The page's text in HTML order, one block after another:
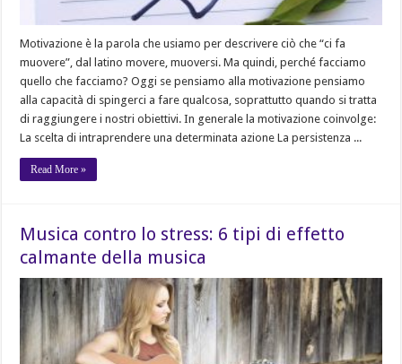
Motivazione è la parola che usiamo per descrivere ciò che “ci fa
muovere”, dal latino movere, muoversi. Ma quindi, perché facciamo
quello che facciamo? Oggi se pensiamo alla motivazione pensiamo
alla capacità di spingerci a fare qualcosa, soprattutto quando si tratta
di raggiungere i nostri obiettivi. In generale la motivazione coinvolge:
La scelta di intraprendere una determinata azione La persistenza ...
Read More »
Musica contro lo stress: 6 tipi di effetto
calmante della musica